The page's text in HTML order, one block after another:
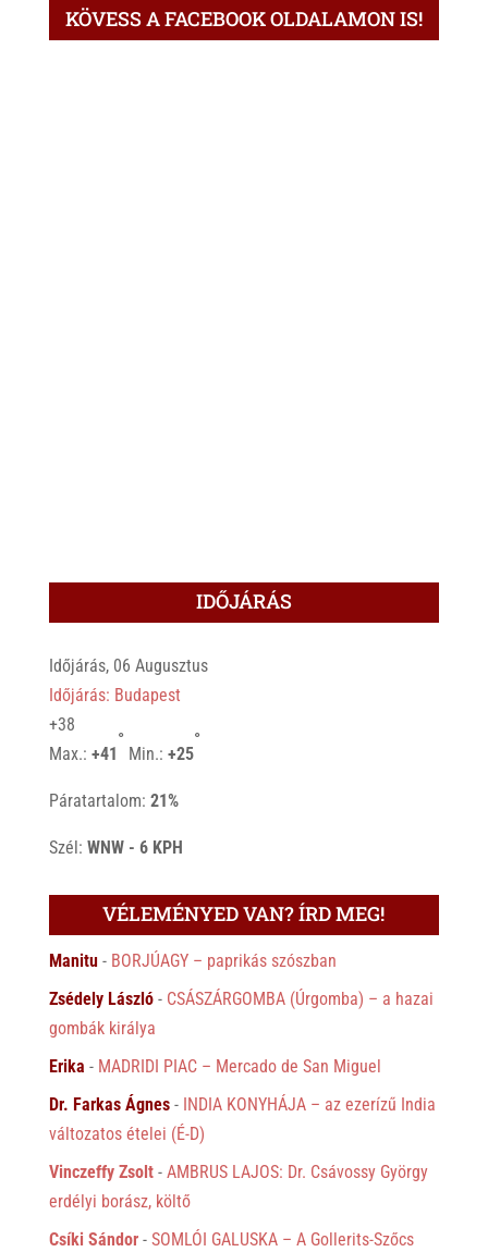
KÖVESS A FACEBOOK OLDALAMON IS!
IDŐJÁRÁS
Időjárás, 06 Augusztus
Időjárás: Budapest
+38
Max.: +41
°
Min.: +25
°
Páratartalom: 21%
Szél: WNW - 6 KPH
VÉLEMÉNYED VAN? ÍRD MEG!
Manitu- BORJÚAGY – paprikás szószban
Zsédely László- CSÁSZÁRGOMBA (Úrgomba) – a hazai
gombák királya
Erika - MADRIDI PIAC – Mercado de San Miguel
Dr. Farkas Ágnes- INDIA KONYHÁJA – az ezerízű India
változatos ételei (É-D)
Vinczeffy Zsolt- AMBRUS LAJOS: Dr. Csávossy György
erdélyi borász, költő
Csíki Sándor- SOMLÓI GALUSKA – A Gollerits-Szőcs